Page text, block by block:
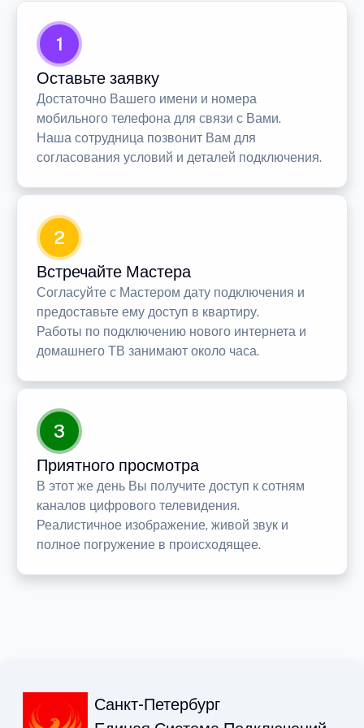
1
Оставьте заявку
Достаточно Вашего имени и номера
мобильного телефона для связи с Вами.
Наша сотрудница позвонит Вам для
согласования условий и деталей подключения.
2
Встречайте Мастера
Согласуйте с Мастером дату подключения и
предоставьте ему доступ в квартиру.
Работы по подключению нового интернета и
домашнего ТВ занимают около часа.
3
Приятного просмотра
В этот же день Вы получите доступ к сотням
каналов цифрового телевидения.
Реалистичное изображение, живой звук и
полное погружение в происходящее.
Санкт-Петербург